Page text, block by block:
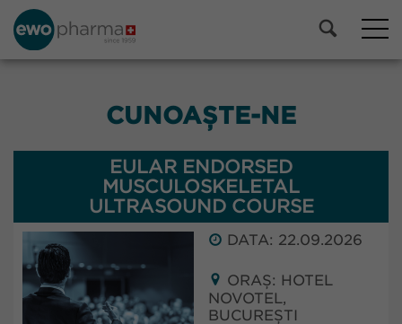
CUNOAȘTE-NE
EULAR ENDORSED
MUSCULOSKELETAL
ULTRASOUND COURSE
DATA: 22.09.2026
ORAȘ: HOTEL
NOVOTEL,
BUCUREȘTI